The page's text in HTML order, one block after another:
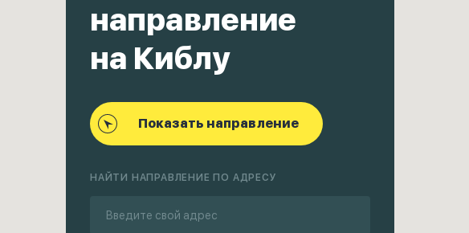
направление
на Киблу
Показать направление
НАЙТИ НАПРАВЛЕНИЕ ПО АДРЕСУ